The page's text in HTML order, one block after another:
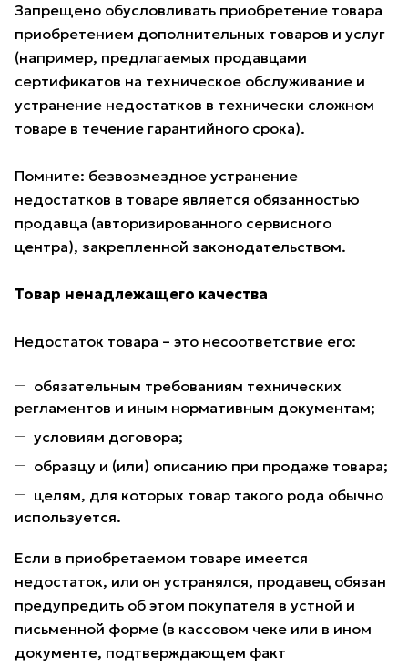
Запрещено обусловливать приобретение товара
приобретением дополнительных товаров и услуг
(например, предлагаемых продавцами
сертификатов на техническое обслуживание и
устранение недостатков в технически сложном
товаре в течение гарантийного срока).
Помните: безвозмездное устранение
недостатков в товаре является обязанностью
продавца (авторизированного сервисного
центра), закрепленной законодательством.
Товар ненадлежащего качества
Недостаток товара – это несоответствие его:
обязательным требованиям технических
регламентов и иным нормативным документам;
условиям договора;
образцу и (или) описанию при продаже товара;
целям, для которых товар такого рода обычно
используется.
Если в приобретаемом товаре имеется
недостаток, или он устранялся, продавец обязан
предупредить об этом покупателя в устной и
письменной форме (в кассовом чеке или в ином
документе, подтверждающем факт